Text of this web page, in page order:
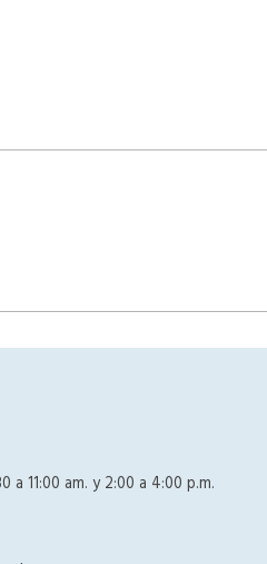
a 11:00 am. y 2:00 a 4:00 p.m.